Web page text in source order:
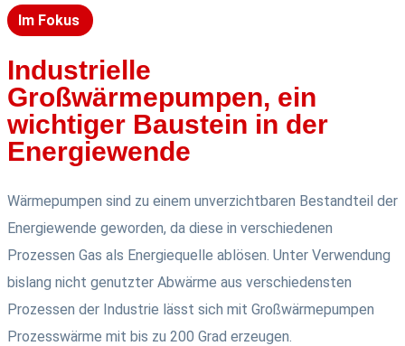
Im Fokus
Industrielle
Großwärmepumpen, ein
wichtiger Baustein in der
Energiewende
Wärmepumpen sind zu einem unverzichtbaren Bestandteil der
Energiewende geworden, da diese in verschiedenen
Prozessen Gas als Energiequelle ablösen. Unter Verwendung
bislang nicht genutzter Abwärme aus verschiedensten
Prozessen der Industrie lässt sich mit Großwärmepumpen
Prozesswärme mit bis zu 200 Grad erzeugen.